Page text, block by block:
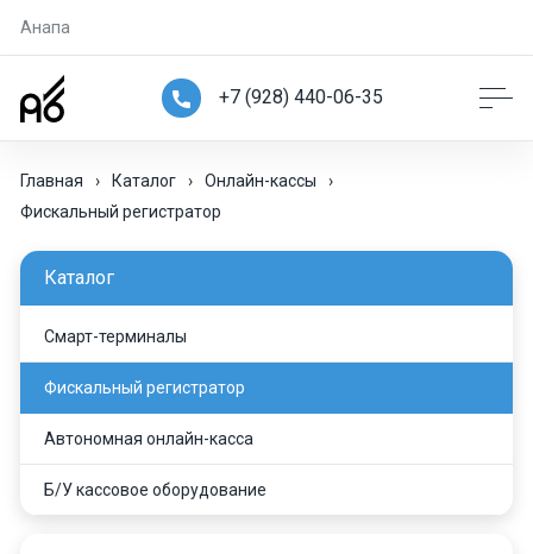
Анапа
+7 (928) 440-06-35
Главная › Каталог › Онлайн-кассы
›
Фискальный регистратор
Каталог
Смарт-терминалы
Фискальный регистратор
Автономная онлайн-касса
Б/У кассовое оборудование